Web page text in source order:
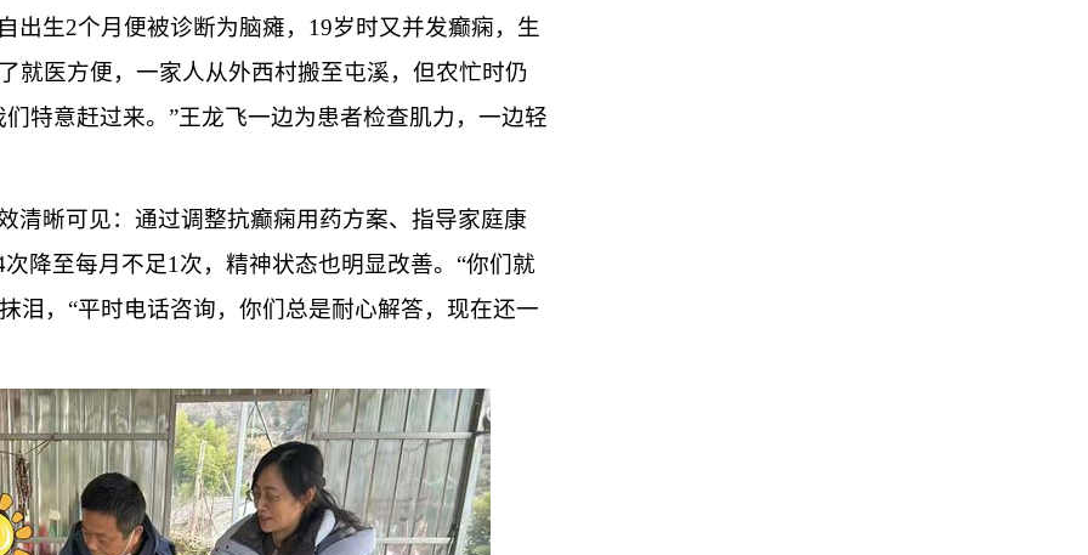
出生2个月便被诊断为脑瘫， 19岁时又并发癫痫，生
就医方便，一家人从外西村搬至屯溪，但农忙时仍
特意赶过来。”王龙飞一边为患者检查肌力，一边轻
清晰可见：通过调整抗癫痫用药方案、指导家庭康
次降至每月 不足1次，精神状态也明显改善。“你们就
泪， “平时电话咨询，你们总是耐心解答，现在还一